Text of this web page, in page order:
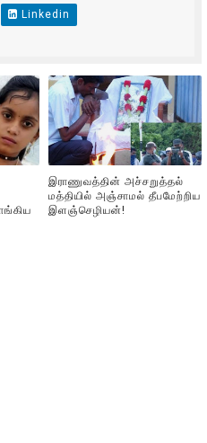
கேட்டு நடைபெற்ற
உரை
திரைப்படம் ! எங்கு தெரியுமா?
Linkedin
இராணுவத்தின் அச்சறுத்தல்
மத்தியில் அஞ்சாமல் தீபமேற்றிய
இளஞ்செழியன்!